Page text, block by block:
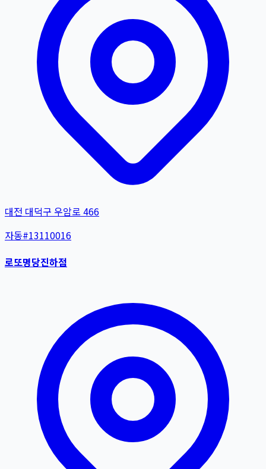
대전 대덕구 우암로 466
자동#13110016
로또명당진하점